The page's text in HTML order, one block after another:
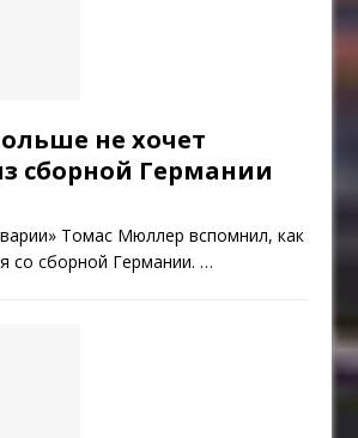
не хочет
сборной Германии
Томас Мюллер вспомнил, как
со сборной Германии.…